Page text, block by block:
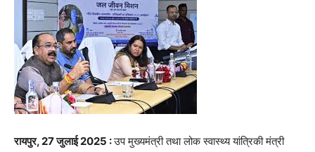
रायपुर, 27 जुलाई 2025 :उप मुख्यमंत्री तथा लोक स्वास्थ्य यांत्रिकी मंत्री